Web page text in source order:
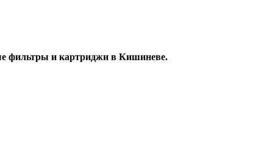
фильтры и картриджи в Кишиневе.